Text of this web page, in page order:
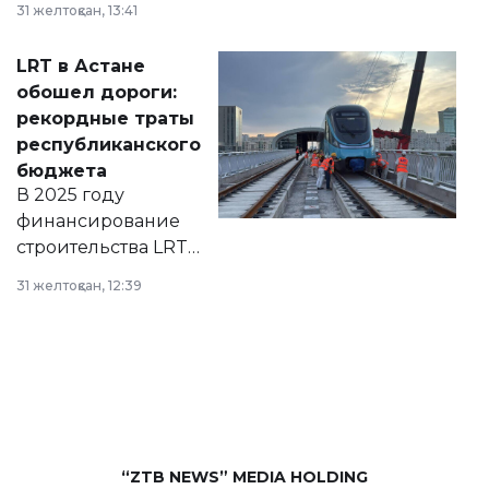
2028 годы.
документ
появился в базе
нормативных
правовых актов и
на сайте маслихат
города.
31 желтоқсан, 13:41
LRT в Астане
обошел дороги:
рекордные траты
республиканского
бюджета
В 2025 году
финансирование
строительства LRT
республиканского
31 желтоқсан, 12:39
“ZTB NEWS” MEDIA HOLDING